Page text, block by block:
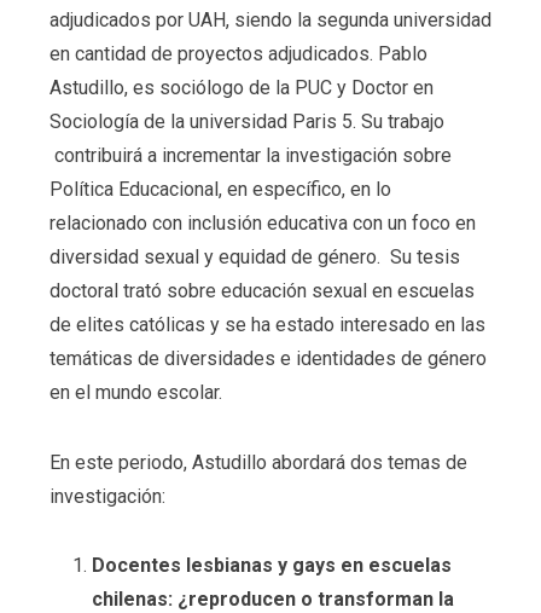
adjudicados por UAH, siendo la segunda universidad
en cantidad de proyectos adjudicados. Pablo
Astudillo, es sociólogo de la PUC y Doctor en
Sociología de la universidad Paris 5. Su trabajo
contribuirá a incrementar la investigación sobre
Política Educacional, en específico, en lo
relacionado con inclusión educativa con un foco en
diversidad sexual y equidad de género. Su tesis
doctoral trató sobre educación sexual en escuelas
de elites católicas y se ha estado interesado en las
temáticas de diversidades e identidades de género
en el mundo escolar.
En este periodo, Astudillo abordará dos temas de
investigación:
Docentes lesbianas y gays en escuelas
chilenas: ¿reproducen o transforman la